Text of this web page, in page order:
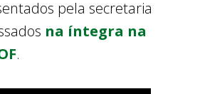
pela secretaria
na íntegra na
.